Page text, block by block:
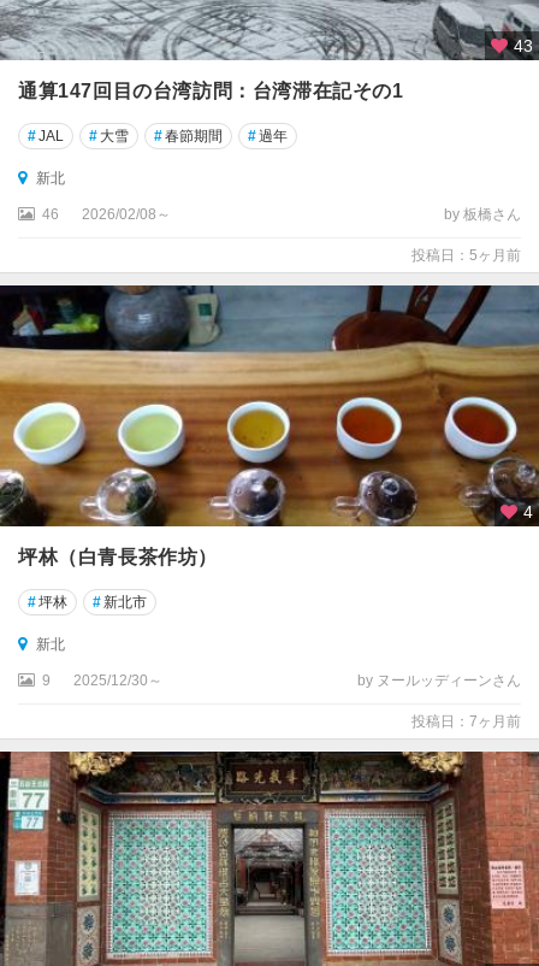
43
通算147回目の台湾訪問：台湾滞在記その1
#JAL # 大雪 #春節期間 #過年
新北
46 2026/02/08～ by 板橋さん
投稿日：5ヶ月前
4
坪林（白青長茶作坊）
#坪林 #新北市
新北
9 2025/12/30～ by ヌールッディーンさん
投稿日：7ヶ月前